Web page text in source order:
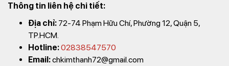
Thông tin liên hệ chi tiết:
Địa chỉ: 72-74 Phạm Hữu Chí, Phường 12, Quận 5,
TP.HCM.
Hotline:02838547570
Email:chkimthanh72@gmail.com